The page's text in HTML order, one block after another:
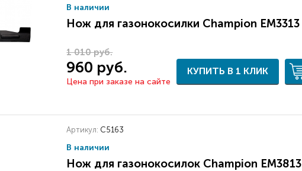
В наличии
Нож для газонокосилки Champion ЕМ3313
1 010 руб.
960 руб.
Цена при заказе на сайте
КУПИТЬ В 1 КЛИК
Артикул: C5163
В наличии
Нож для газонокосилок Champion ЕМ3813